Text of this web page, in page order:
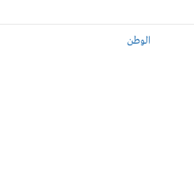
الوطن